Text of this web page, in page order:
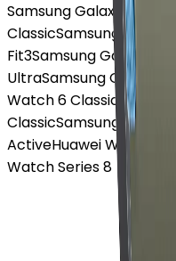
Samsung Galaxy Watch 7
ClassicSamsung Galaxy
Fit3Samsung Galaxy
UltraSamsung Galaxy
Watch 6 Classic Astro
ClassicSamsung Gear
ActiveHuawei Watch
Watch Series 8